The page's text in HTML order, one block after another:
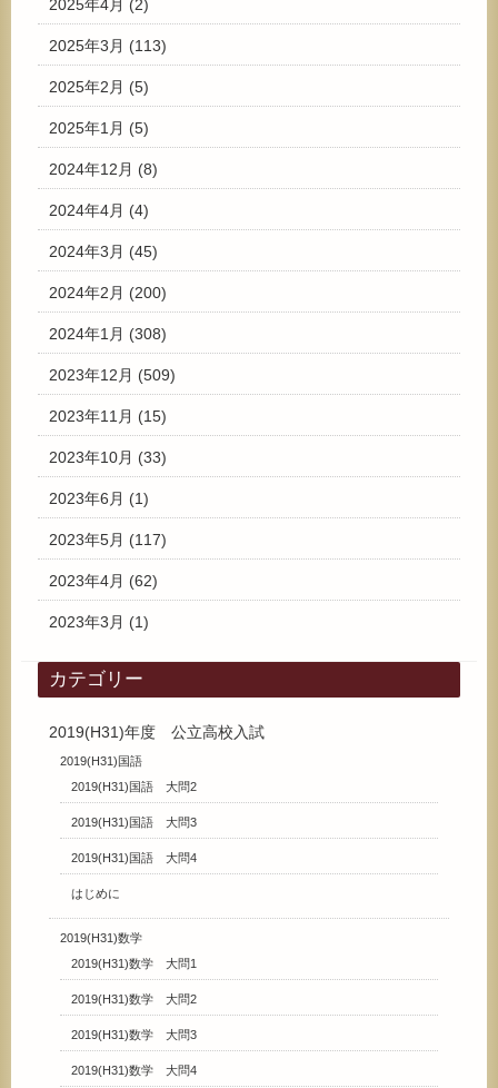
2025年4月 (2)
2025年3月 (113)
2025年2月 (5)
2025年1月 (5)
2024年12月 (8)
2024年4月 (4)
2024年3月 (45)
2024年2月 (200)
2024年1月 (308)
2023年12月 (509)
2023年11月 (15)
2023年10月 (33)
2023年6月 (1)
2023年5月 (117)
2023年4月 (62)
2023年3月 (1)
カテゴリー
2019(H31)年度 公立高校入試
2019(H31)国語
2019(H31)国語 大問2
2019(H31)国語 大問3
2019(H31)国語 大問4
はじめに
2019(H31)数学
2019(H31)数学 大問1
2019(H31)数学 大問2
2019(H31)数学 大問3
2019(H31)数学 大問4